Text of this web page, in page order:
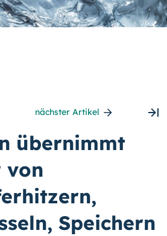
nächster Artikel
übernimmt
von
Speichern